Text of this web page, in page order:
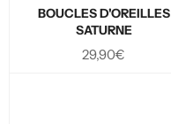
BOUCLES D'OREILLES
SATURNE
Prix
29,90€